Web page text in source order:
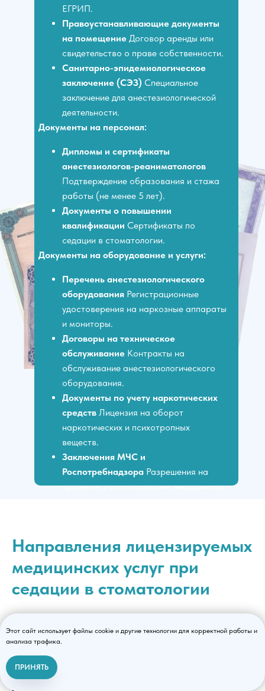
ЕГРИП.
Правоустанавливающие документы
на помещение Договор аренды или
свидетельство о праве собственности.
Санитарно-эпидемиологическое
заключение (СЭЗ) Специальное
заключение для анестезиологической
деятельности.
Документы на персонал:
Дипломы и сертификаты
анестезиологов-реаниматологов
Подтверждение образования и стажа
работы (не менее 5 лет).
Документы о повышении
квалификации Сертификаты по
седации в стоматологии.
Документы на оборудование и услуги:
Перечень анестезиологического
оборудования Регистрационные
удостоверения на наркозные аппараты
и мониторы.
Договоры на техническое
обслуживание Контракты на
обслуживание анестезиологического
оборудования.
Документы по учету наркотических
средств Лицензия на оборот
наркотических и психотропных
веществ.
Заключения МЧС и
Роспотребнадзора Разрешения на
хранение и использование медицинских
Направления лицензируемых
медицинских услуг при
седации в стоматологии
стоматологии индивидуальному
предпринимателю необходимо четко указать
виды анестезиологической деятельности в
соответствии с планируемыми услугами.
Этот сайт использует файлы cookie и другие технологии для корректной работы и
анализа трафика.
ПРИНЯТЬ